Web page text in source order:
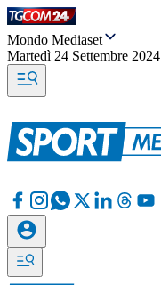
Mondo Mediaset
Martedì 24 Settembre 2024